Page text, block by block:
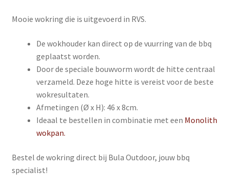
Mooie wokring die is uitgevoerd in RVS.
De wokhouder kan direct op de vuurring van de bbq
geplaatst worden.
Door de speciale bouwvorm wordt de hitte centraal
verzameld. Deze hoge hitte is vereist voor de beste
wokresultaten.
Afmetingen (Ø x H): 46 x 8cm.
Ideaal te bestellen in combinatie met een Monolith
wokpan.
Bestel de wokring direct bij Bula Outdoor, jouw bbq
specialist!